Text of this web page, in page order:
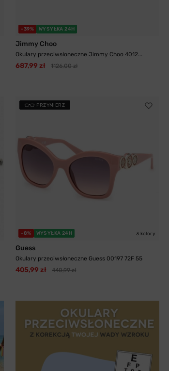
-39% WYSYŁKA 24H
Jimmy Choo
Okulary przeciwsłoneczne Jimmy Choo 4012...
687,99 zł 1126,00 zł
PRZYMIERZ
-8% WYSYŁKA 24H 3 kolory
Guess
Okulary przeciwsłoneczne Guess 00197 72F 55
405,99 zł 440,99 zł